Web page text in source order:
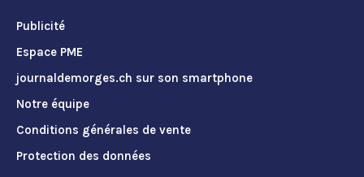
Publicité
Espace PME
journaldemorges.ch sur son smartphone
Notre équipe
Conditions générales de vente
Protection des données